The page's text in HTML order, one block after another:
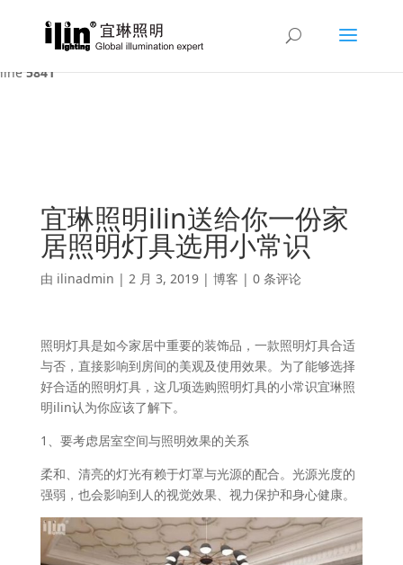
Warning : A non-numeric value encountered in
/var/www/html/ilin/wp-content/themes/Divi/functions.php
line5841
宜琳照明ilin送给你一份家
居照明灯具选用小常识
由 ilinadmin | 2 月 3, 2019| 博客 | 0 条评论
照明灯具是如今家居中重要的装饰品，一款照明灯具合适
与否，直接影响到房间的美观及使用效果。为了能够选择
好合适的照明灯具，这几项选购照明灯具的小常识宜琳照
明ilin认为你应该了解下。
1、要考虑居室空间与照明效果的关系
柔和、清亮的灯光有赖于灯罩与光源的配合。光源光度的
强弱，也会影响到人的视觉效果、视力保护和身心健康。